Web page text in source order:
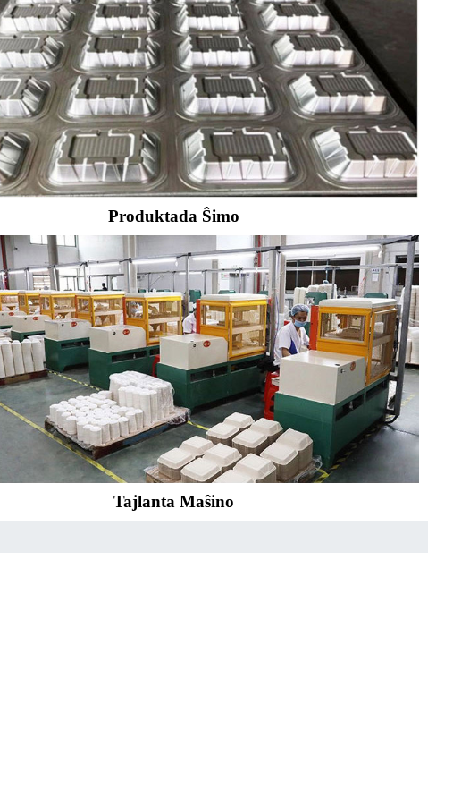
Produktada Ŝimo
Tajlanta Maŝino